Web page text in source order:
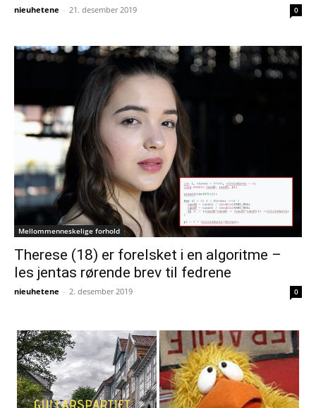
nieuhetene - 21. desember 2019 0
Mellommenneskelige forhold
Therese (18) er forelsket i en algoritme –
les jentas rørende brev til fedrene
nieuhetene - 2. desember 2019 0